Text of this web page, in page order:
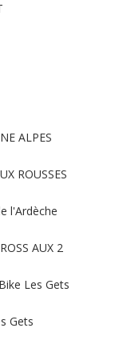
ALPES
ROUSSES
l'Ardèche
AUX 2
Les Gets
Gets